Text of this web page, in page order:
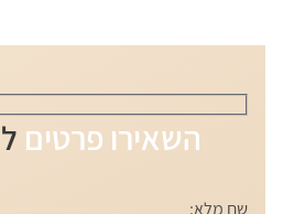
השאירו פרטים